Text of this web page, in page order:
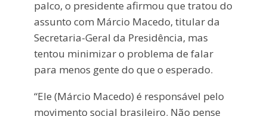
palco, o presidente afirmou que tratou do
assunto com Márcio Macedo, titular da
Secretaria-Geral da Presidência, mas
tentou minimizar o problema de falar
para menos gente do que o esperado.
“Ele (Márcio Macedo) é responsável pelo
movimento social brasileiro. Não pense